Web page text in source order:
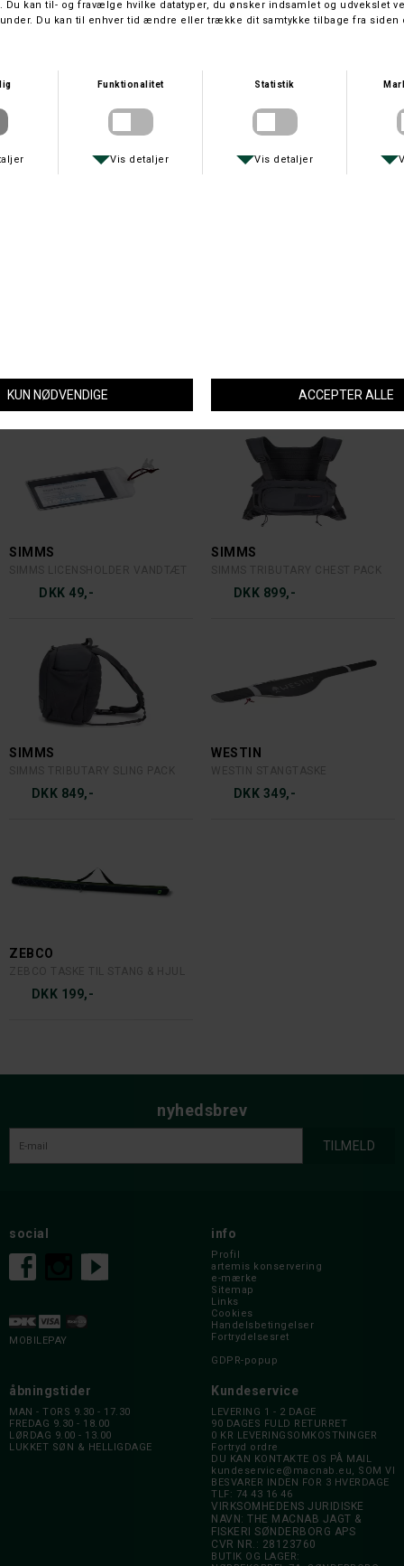
DKK 1.649,-
SIMMS
DKK 49,-
SIMMS
DKK 899,-
SIMMS
DKK 849,-
WESTIN
DKK 349,-
ZEBCO
DKK 199,-
nyhedsbrev
social
MOBILEPAY
info
Profil
artemis konservering
e-mærke
Sitemap
Links
Cookies
Handelsbetingelser
Fortrydelsesret
GDPR-popup
åbningstider
MAN - TORS 9.30 - 17.30
FREDAG 9.30 - 18.00
LØRDAG 9.00 - 13.00
LUKKET SØN & HELLIGDAGE
Kundeservice
LEVERING 1 - 2 DAGE
90 DAGES FULD RETURRET
0 KR LEVERINGSOMKOSTNINGER
Fortryd ordre
DU KAN KONTAKTE OS PÅ MAIL
kundeservice@macnab.eu, SOM VI
BESVARER INDEN FOR 3 HVERDAGE
TLF: 74 43 16 46
VIRKSOMHEDENS JURIDISKE
NAVN: THE MACNAB JAGT &
FISKERI SØNDERBORG APS
CVR NR.: 28123760
BUTIK OG LAGER: